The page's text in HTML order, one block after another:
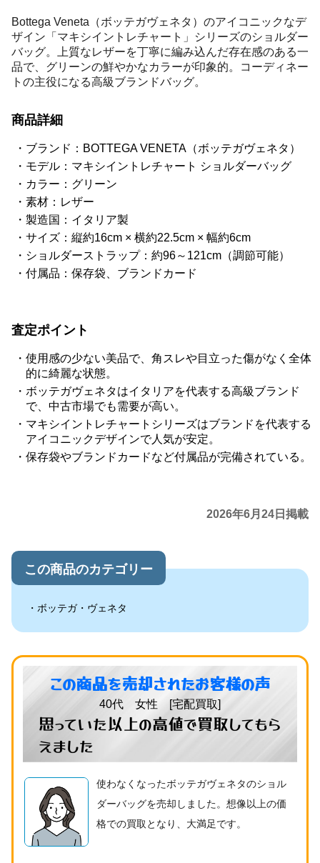
Bottega Veneta（ボッテガヴェネタ）のアイコニックなデ
ザイン「マキシイントレチャート」シリーズのショルダー
バッグ。上質なレザーを丁寧に編み込んだ存在感のある一
品で、グリーンの鮮やかなカラーが印象的。コーディネー
トの主役になる高級ブランドバッグ。
商品詳細
ブランド：BOTTEGA VENETA（ボッテガヴェネタ）
モデル：マキシイントレチャート ショルダーバッグ
カラー：グリーン
素材：レザー
製造国：イタリア製
サイズ：縦約16cm × 横約22.5cm × 幅約6cm
ショルダーストラップ：約96～121cm（調節可能）
付属品：保存袋、ブランドカード
査定ポイント
使用感の少ない美品で、角スレや目立った傷がなく全体
的に綺麗な状態。
ボッテガヴェネタはイタリアを代表する高級ブランド
で、中古市場でも需要が高い。
マキシイントレチャートシリーズはブランドを代表する
アイコニックデザインで人気が安定。
保存袋やブランドカードなど付属品が完備されている。
2026年6月24日掲載
この商品のカテゴリー
ボッテガ・ヴェネタ
この商品を売却されたお客様の声
40代 女性 [宅配買取]
思っていた以上の高値で買取してもら
えました
使わなくなったボッテガヴェネタのショル
ダーバッグを売却しました。想像以上の価
格での買取となり、大満足です。